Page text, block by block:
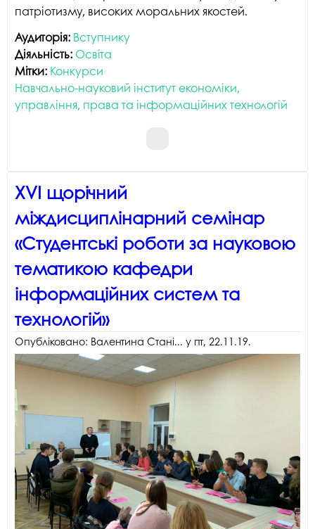
патріотизму, високих моральних якостей.
Аудиторія: Вступнику
Діяльність: Освіта
Мітки: Конкурси
Навчально-науковий інститут економіки,
управління, права та інформаційних технологій
XVI щорічний
міждисциплінарний семінар
«Студентські роботи за науковою
тематикою кафедри
інформаційних систем та
технологій»
Опубліковано: Валентина Стані... у пт, 22.11.19.